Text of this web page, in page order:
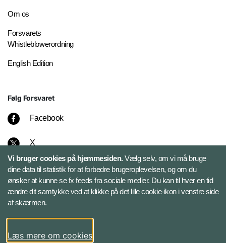
Om os
Forsvarets
Whistleblowerordning
English Edition
Følg Forsvaret
Facebook
X
Instagram
Bluesky
LinkedIn
Vi bruger cookies på hjemmesiden.Vælg selv, om vi må bruge
dine data til statistik for at forbedre brugeroplevelsen, og om du
ønsker at kunne se fx feeds fra sociale medier. Du kan til hver en tid
ændre dit samtykke ved at klikke på det lille cookie-ikon i venstre side
af skærmen.
Læs mere om cookies